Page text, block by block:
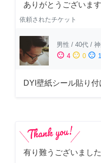
ありがとうございます
依頼されたチケット
男性 / 40代 /
sentiment_satisfied 4 sentiment_neutral 0 sentiment_dissatisfied 1
DYI壁紙シール貼り付
有り難うございました